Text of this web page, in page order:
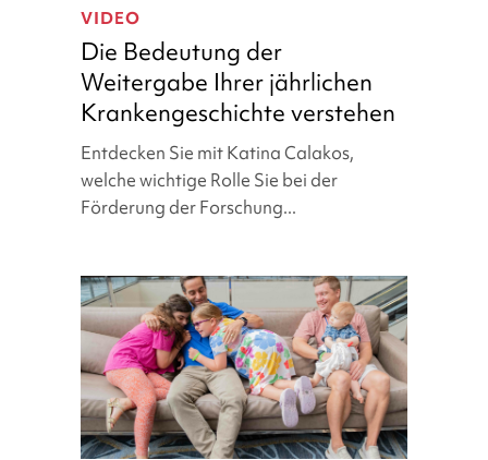
Bedeutung
der
Weitergabe
Ihrer
jährlichen
Krankengeschichte
verstehen
VIDEO
Die Bedeutung der
Weitergabe Ihrer jährlichen
Krankengeschichte verstehen
Entdecken Sie mit Katina Calakos,
welche wichtige Rolle Sie bei der
Förderung der Forschung...